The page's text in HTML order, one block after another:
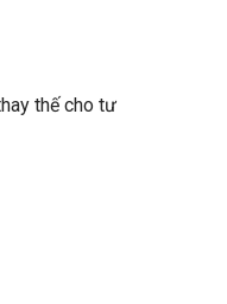
thế cho tư